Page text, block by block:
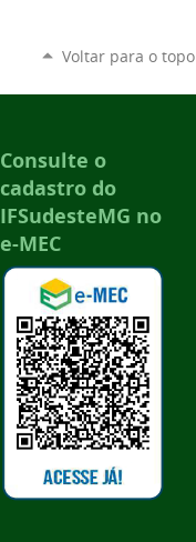
Voltar para o topo
Consulte o
cadastro do
IFSudesteMG no
e-MEC